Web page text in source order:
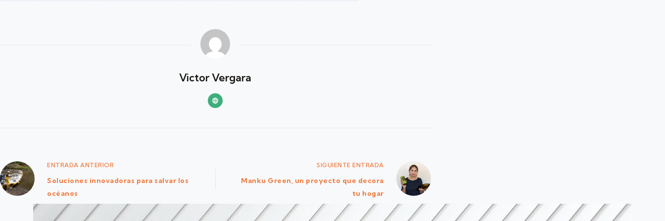
Victor Vergara
ENTRADA ANTERIOR
Soluciones innovadoras para salvar los
océanos
SIGUIENTEENTRADA
Manku Green, un proyecto que decora
tu hogar